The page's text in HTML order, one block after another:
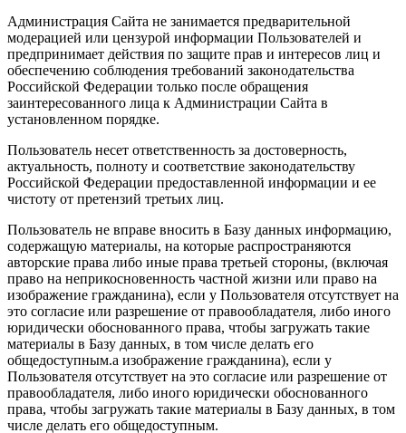
Администрация Сайта не занимается предварительной
модерацией или цензурой информации Пользователей и
предпринимает действия по защите прав и интересов лиц и
обеспечению соблюдения требований законодательства
Российской Федерации только после обращения
заинтересованного лица к Администрации Сайта в
установленном порядке.
Пользователь несет ответственность за достоверность,
актуальность, полноту и соответствие законодательству
Российской Федерации предоставленной информации и ее
чистоту от претензий третьих лиц.
Пользователь не вправе вносить в Базу данных информацию,
содержащую материалы, на которые распространяются
авторские права либо иные права третьей стороны, (включая
право на неприкосновенность частной жизни или право на
изображение гражданина), если у Пользователя отсутствует на
это согласие или разрешение от правообладателя, либо иного
юридически обоснованного права, чтобы загружать такие
материалы в Базу данных, в том числе делать его
общедоступным.а изображение гражданина), если у
Пользователя отсутствует на это согласие или разрешение от
правообладателя, либо иного юридически обоснованного
права, чтобы загружать такие материалы в Базу данных, в том
числе делать его общедоступным.